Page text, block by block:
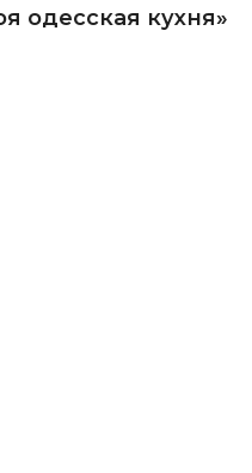
одесская кухня»